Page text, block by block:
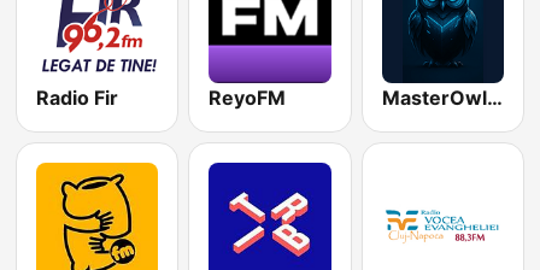
Radio Fir ReyoFM MasterOwl Radio